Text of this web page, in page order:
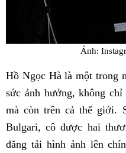
Ảnh:
Hồ Ngọc Hà là một trong
sức ảnh hưởng, không
mà còn trên cả thế giới.
Bulgari, cô được hai
đăng tải hình ảnh lên